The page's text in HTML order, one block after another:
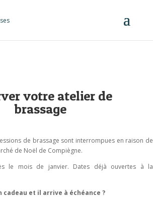
votre atelier de
brassage
de brassage sont interrompues en raison de
de Noël de Compiègne.
le mois de janvier. Dates déjà ouvertes à la
cadeau et il arrive à échéance ?